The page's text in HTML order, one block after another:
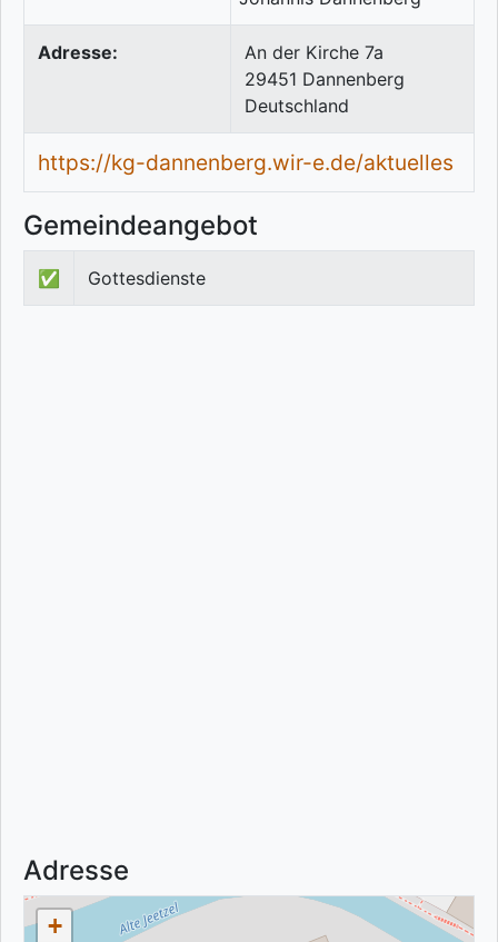
Adresse:
An der Kirche 7a
29451 Dannenberg
Deutschland
https://kg-dannenberg.wir-e.de/aktuelles
Gemeindeangebot
✅ Gottesdienste
Adresse
+